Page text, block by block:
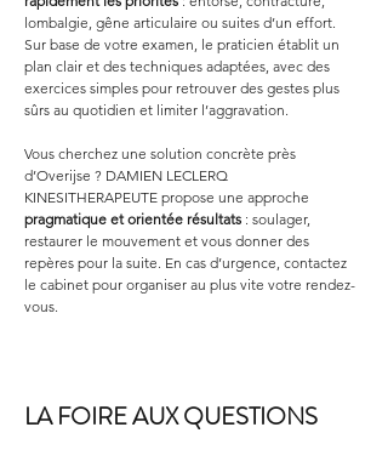
lombalgie, gêne articulaire ou suites d’un effort.
Sur base de votre examen, le praticien établit un
plan clair et des techniques adaptées, avec des
exercices simples pour retrouver des gestes plus
sûrs au quotidien et limiter l’aggravation.
Vous cherchez une solution concrète près
d’Overijse ? DAMIEN LECLERQ
KINESITHERAPEUTE propose une approche
pragmatique et orientée résultats : soulager,
restaurer le mouvement et vous donner des
repères pour la suite. En cas d’urgence, contactez
le cabinet pour organiser au plus vite votre rendez-
vous.
LA FOIRE AUX QUESTIONS